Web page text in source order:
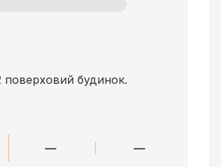
будинок.
— —